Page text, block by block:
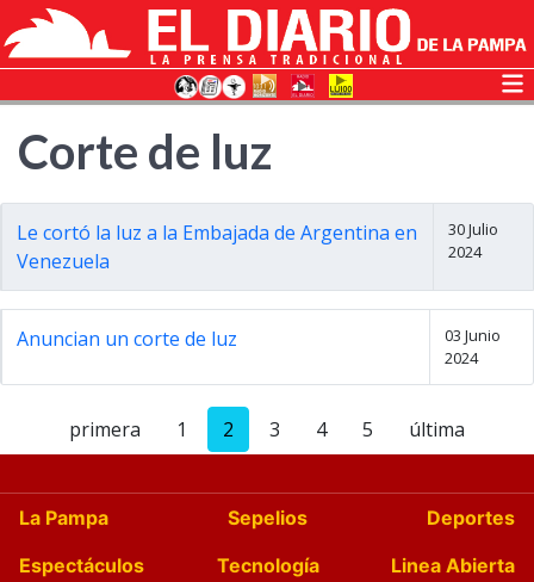
Corte de luz
Le cortó la luz a la Embajada de Argentina en
Venezuela
30 Julio
2024
Anuncian un corte de luz
03 Junio
2024
primera 1 2 3 4 5 última
La Pampa Sepelios
Deportes
Espectáculos
Tecnología
Linea Abierta